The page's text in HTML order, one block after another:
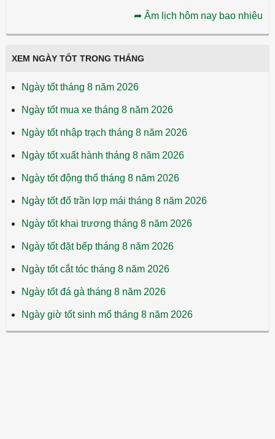
➦Âm lịch hôm nay bao nhiêu
XEM NGÀY TỐT TRONG THÁNG
Ngày tốt tháng 8 năm 2026
Ngày tốt mua xe tháng 8 năm 2026
Ngày tốt nhập trạch tháng 8 năm 2026
Ngày tốt xuất hành tháng 8 năm 2026
Ngày tốt động thổ tháng 8 năm 2026
Ngày tốt đổ trần lợp mái tháng 8 năm 2026
Ngày tốt khai trương tháng 8 năm 2026
Ngày tốt đặt bếp tháng 8 năm 2026
Ngày tốt cắt tóc tháng 8 năm 2026
Ngày tốt đá gà tháng 8 năm 2026
Ngày giờ tốt sinh mổ tháng 8 năm 2026